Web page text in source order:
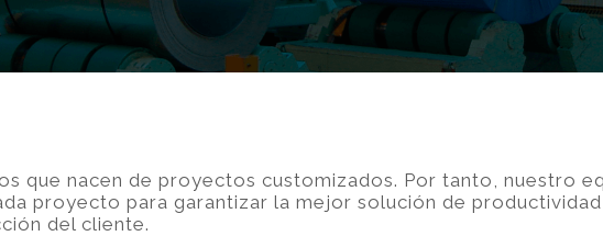
que nacen de proyectos customizados. Por tanto, nuestro
proyecto para garantizar la mejor solución de
del cliente.